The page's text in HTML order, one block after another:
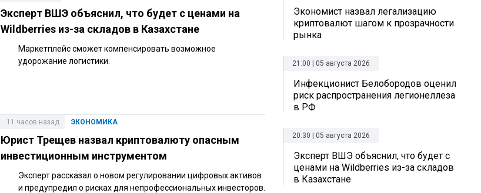
Эксперт ВШЭ объяснил, что будет с ценами на
Wildberries из-за складов в Казахстане
Маркетплейс сможет компенсировать возможное
удорожание логистики.
ЭКОНОМИКА
11 часов назад
Юрист Трещев назвал криптовалюту опасным
инвестиционным инструментом
Эксперт рассказал о новом регулировании цифровых активов
и предупредил о рисках для непрофессиональных инвесторов.
Экономист назвал легализацию
криптовалют шагом к прозрачности
рынка
21:00 | 05 августа 2026
Инфекционист Белобородов оценил
риск распространения легионеллеза
в РФ
20:30 | 05 августа 2026
Эксперт ВШЭ объяснил, что будет с
ценами на Wildberries из-за складов
в Казахстане